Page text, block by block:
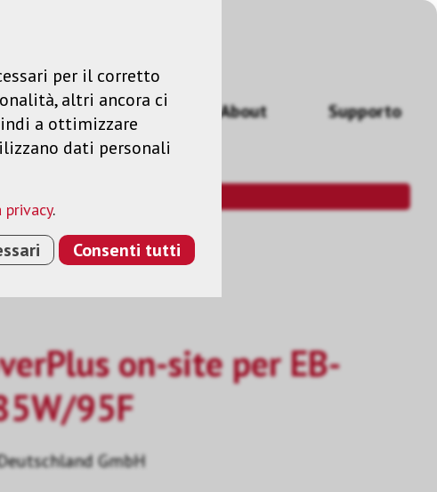
Servizi News About Supporto
on-site per EB-
95F
GmbH
per il corretto
altri ancora ci
a ottimizzare
dati personali
.
Consenti tutti